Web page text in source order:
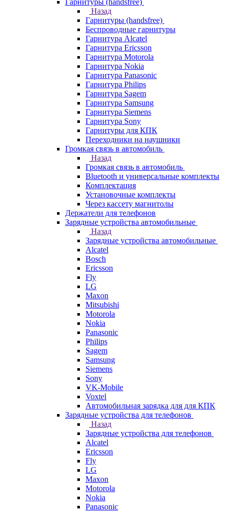
Гарнитуры (handsfree)
Назад
Гарнитуры (handsfree)
Беспроводные гарнитуры
Гарнитура Alcatel
Гарнитура Ericsson
Гарнитура Motorola
Гарнитура Nokia
Гарнитура Panasonic
Гарнитура Philips
Гарнитура Sagem
Гарнитура Samsung
Гарнитура Siemens
Гарнитура Sony
Гарнитуры для КПК
Переходники на наушники
Громкая связь в автомобиль
Назад
Громкая связь в автомобиль
Bluetooth и универсальные комплекты
Комплектация
Установочные комплекты
Через кассету магнитолы
Держатели для телефонов
Зарядные устройства автомобильные
Назад
Зарядные устройства автомобильные
Alcatel
Bosch
Ericsson
Fly
LG
Maxon
Mitsubishi
Motorola
Nokia
Panasonic
Philips
Sagem
Samsung
Siemens
Sony
VK-Mobile
Voxtel
Автомобильная зарядка для для КПК
Зарядные устройства для телефонов
Назад
Зарядные устройства для телефонов
Alcatel
Ericsson
Fly
LG
Maxon
Motorola
Nokia
Panasonic